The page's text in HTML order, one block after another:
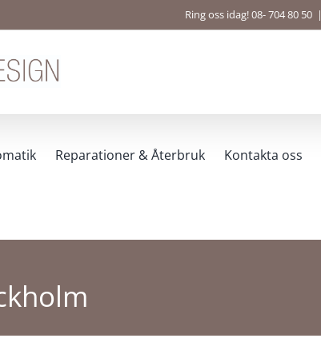
Ring oss idag! 08- 704 80 50 |
Reparationer & Återbruk Kontakta oss